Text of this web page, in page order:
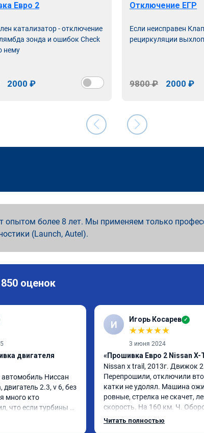
Евро 2
катализатор - отключение
зонда и ошибок Check
нему
2000 ₽
Отключение ЕГР
Если неисправен
рециркуляции
9800 ₽ 2000 ₽
более 8 лет. Мы применяем только
(Launch, Autel).
оценок
двигателя
Ниссан
двигатель 2.3, v 6, без
много кто
что если турбины
не заметна и
И Игорь Косарев ✓
★★★★★
3 июня 2024
«Прошивка Евро 2 Nissan X-
Nissan x trаil, 2013г. Движок
Перепрошили, отключили
катки не удолял. Машина
ровные, стрелка не скачет,
скорость. На 160 км. Ч.
3000.расход тот-же без
Читать полностью